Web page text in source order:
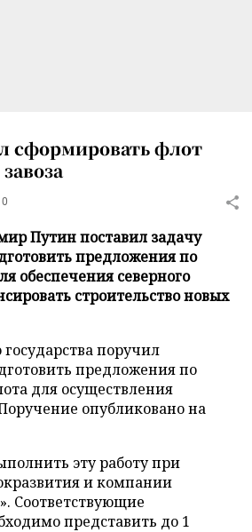
сформировать флот
0
Путин поставил задачу
предложения по
обеспечения северного
строительство новых
государства поручил
предложения по
для осуществления
опубликовано на
эту работу при
и компании
Соответствующие
представить до 1